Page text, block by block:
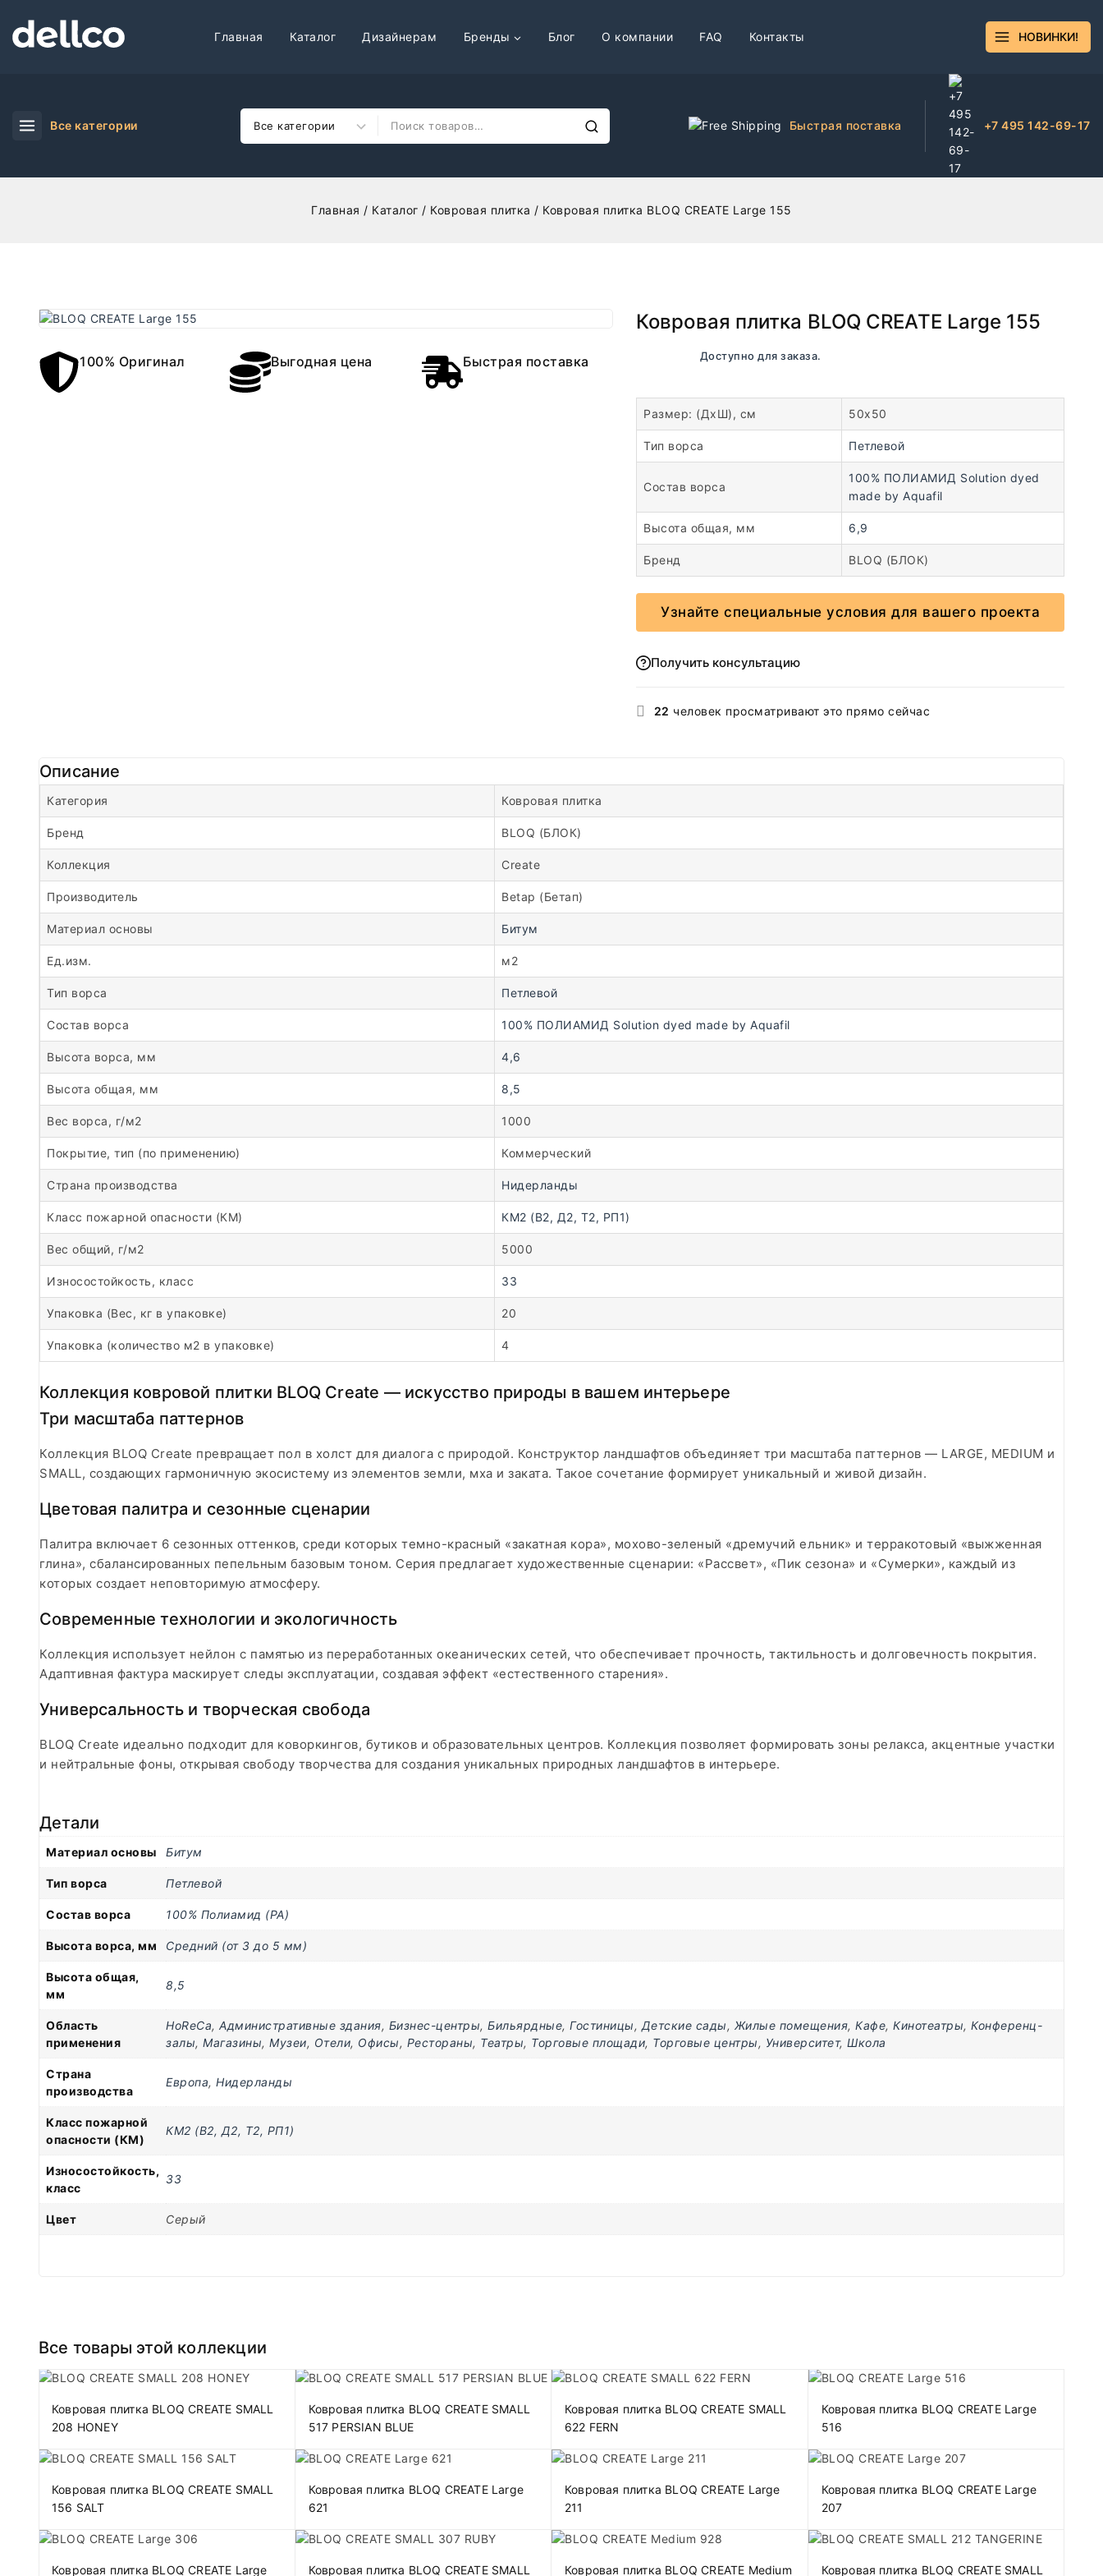
Главная Каталог Дизайнерам Бренды Блог О компании FAQ Контакты НОВИНКИ!
Все категории Быстрая поставка +7 495 142-69-17
Главная / Каталог / Ковровая плитка / Ковровая плитка BLOQ CREATE Large 155
100% Оригинал Выгодная цена Быстрая поставка
Ковровая плитка BLOQ CREATE Large 155
В наличии. Доступно для заказа.
Размер: (ДхШ), см 50х50
Тип ворса Петлевой
Состав ворса
100% ПОЛИАМИД Solution dyed
made by Aquafil
Высота общая, мм 6,9
Бренд BLOQ (БЛОК)
Узнайте специальные условия для вашего проекта
Получить консультацию
22 человек просматривают это прямо сейчас
Описание
Категория Ковровая плитка
Бренд BLOQ (БЛОК)
Коллекция Create
Производитель Betap (Бетап)
Материал основы Битум
Ед.изм. м2
Тип ворса Петлевой
Состав ворса 100% ПОЛИАМИД Solution dyed made by Aquafil
Высота ворса, мм 4,6
Высота общая, мм 8,5
Вес ворса, г/м2 1000
Покрытие, тип (по применению) Коммерческий
Страна производства Нидерланды
Класс пожарной опасности (КМ) КМ2 (В2, Д2, Т2, РП1)
Вес общий, г/м2 5000
Износостойкость, класс 33
Упаковка (Вес, кг в упаковке) 20
Упаковка (количество м2 в упаковке) 4
Коллекция ковровой плитки BLOQ Create — искусство природы в вашем интерьере
Три масштаба паттернов
Коллекция BLOQ Create превращает пол в холст для диалога с природой. Конструктор ландшафтов объединяет три масштаба паттернов — LARGE, MEDIUM и
SMALL, создающих гармоничную экосистему из элементов земли, мха и заката. Такое сочетание формирует уникальный и живой дизайн.
Цветовая палитра и сезонные сценарии
Палитра включает 6 сезонных оттенков, среди которых темно-красный «закатная кора», мохово-зеленый «дремучий ельник» и терракотовый «выжженная
глина», сбалансированных пепельным базовым тоном. Серия предлагает художественные сценарии: «Рассвет», «Пик сезона» и «Сумерки», каждый из
которых создает неповторимую атмосферу.
Современные технологии и экологичность
Коллекция использует нейлон с памятью из переработанных океанических сетей, что обеспечивает прочность, тактильность и долговечность покрытия.
Адаптивная фактура маскирует следы эксплуатации, создавая эффект «естественного старения».
Универсальность и творческая свобода
BLOQ Create идеально подходит для коворкингов, бутиков и образовательных центров. Коллекция позволяет формировать зоны релакса, акцентные участки
и нейтральные фоны, открывая свободу творчества для создания уникальных природных ландшафтов в интерьере.
Детали
Материал основы Битум
Тип ворса Петлевой
Состав ворса 100% Полиамид (PA)
Высота ворса, мм Средний (от 3 до 5 мм)
Высота общая,
мм
8,5
Область
применения
HoReCa, Административные здания, Бизнес-центры, Бильярдные, Гостиницы, Детские сады, Жилые помещения, Кафе, Кинотеатры, Конференц-
залы, Магазины, Музеи, Отели, Офисы, Рестораны, Театры, Торговые площади, Торговые центры, Университет, Школа
Страна
производства
Европа, Нидерланды
Класс пожарной
опасности (КМ)
КМ2 (В2, Д2, Т2, РП1)
Износостойкость,
класс
33
Цвет Серый
Все товары этой коллекции
Ковровая плитка BLOQ CREATE SMALL
208 HONEY
Ковровая плитка BLOQ CREATE SMALL
517 PERSIAN BLUE
Ковровая плитка BLOQ CREATE SMALL
622 FERN
Ковровая плитка BLOQ CREATE Large
516
Ковровая плитка BLOQ CREATE SMALL
156 SALT
Ковровая плитка BLOQ CREATE Large
621
Ковровая плитка BLOQ CREATE Large
211
Ковровая плитка BLOQ CREATE Large
207
Ковровая плитка BLOQ CREATE Large Ковровая плитка BLOQ CREATE SMALL Ковровая плитка BLOQ CREATE Medium Ковровая плитка BLOQ CREATE SMALL